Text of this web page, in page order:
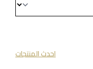
احدث المنتجات